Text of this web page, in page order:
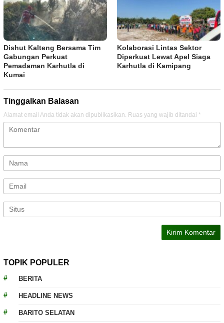
Dishut Kalteng Bersama Tim
Gabungan Perkuat
Pemadaman Karhutla di
Kumai
Kolaborasi Lintas Sektor
Diperkuat Lewat Apel Siaga
Karhutla di Kamipang
Tinggalkan Balasan
Alamat email Anda tidak akan dipublikasikan. Ruas yang wajib ditandai *
TOPIK POPULER
BERITA
HEADLINE NEWS
BARITO SELATAN